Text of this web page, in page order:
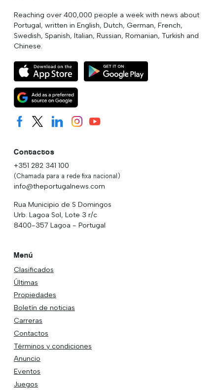
Reaching over 400,000 people a week with news about
Portugal, written in English, Dutch, German, French,
Swedish, Spanish, Italian, Russian, Romanian, Turkish and
Chinese.
Contactos
+351 282 341 100
(Chamada para a rede fixa nacional)
info@theportugalnews.com
Rua Municipio de S Domingos
Urb. Lagoa Sol, Lote 3 r/c
8400-357 Lagoa - Portugal
Menú
Clasificados
Últimas
Propiedades
Boletín de noticias
Carreras
Contactos
Términos y condiciones
Anuncio
Eventos
Juegos